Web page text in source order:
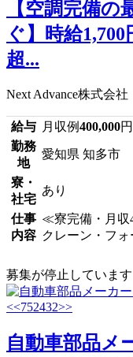
【空調完備
ぐ】時給
超...
Next Advance株式会社
給与 月収例400,000円
勤務
地
愛知県 知多市
寮・
社宅
あり
仕事
内容
≪寮完備・月収
クレーン・フ
募集が停止しています
自動車部品メ